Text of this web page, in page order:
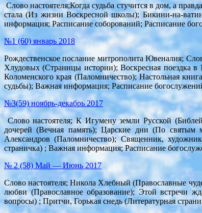
Слово настоятеля;Когда судьба стучится в дом, а
стала (Из жизни Воскресной школы); Бикини-на-
информация; Расписание соборований; Расписание
№1 (60) январь 2018
Рождественское послание митрополита Ювеналия;
Хлудовых (Страницы истории); Воскресная поездка
Коломенского края (Паломничество); Настольная
судьбы); Важная информация; Расписание
№3(59) ноябрь-декабрь 2017
Слово настоятеля; К Игумену земли Русской
дочерей (Вечная память); Царские дни (По
Александров (Паломничество); Священник,
страничка) ; Важная информация; Расписание
№ 2 (58) Май — Июнь 2017
Слово настоятеля; Никола Хлебный (Православные
любви (Православное образование); Этой встречи
вопросы) ; Притчи, Горькая снедь (Литературная